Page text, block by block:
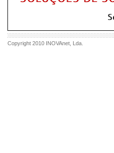
Copyright 2010 INOVAnet , Lda.